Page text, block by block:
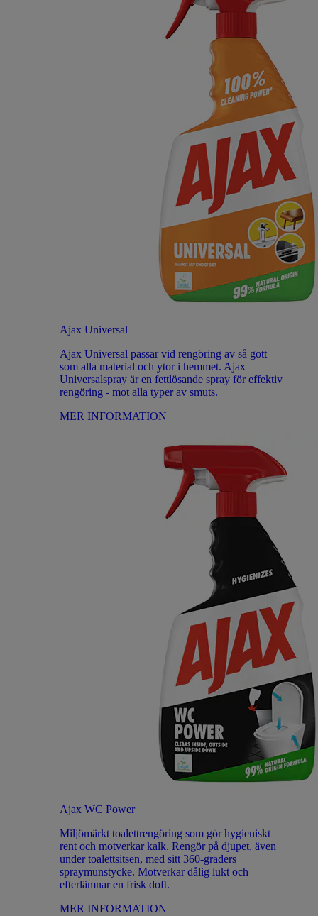
Ajax Universal
Ajax Universal passar vid rengöring av så gott
som alla material och ytor i hemmet. Ajax
Universalspray är en fettlösande spray för effektiv
rengöring - mot alla typer av smuts.
MER INFORMATION
Ajax WC Power
Miljömärkt toalettrengöring som gör hygieniskt
rent och motverkar kalk. Rengör på djupet, även
under toalettsitsen, med sitt 360-graders
spraymunstycke. Motverkar dålig lukt och
efterlämnar en frisk doft.
MER INFORMATION